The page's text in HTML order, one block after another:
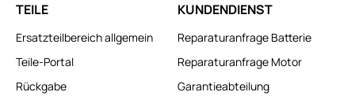
TEILE
Ersatzteilbereich allgemein
Teile-Portal
Rückgabe
KUNDENDIENST
Reparaturanfrage Batterie
Reparaturanfrage Motor
Garantieabteilung